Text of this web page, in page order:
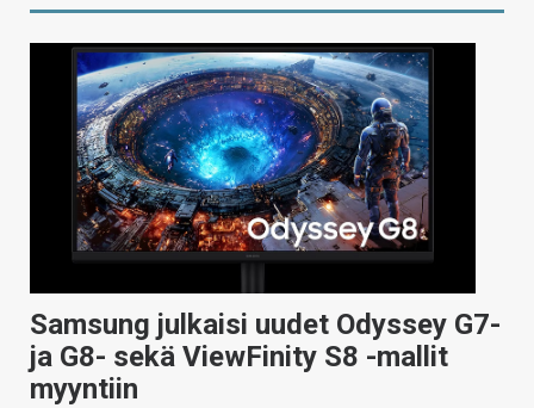
Samsung julkaisi uudet Odyssey G7-
ja G8- sekä ViewFinity S8 -mallit
myyntiin